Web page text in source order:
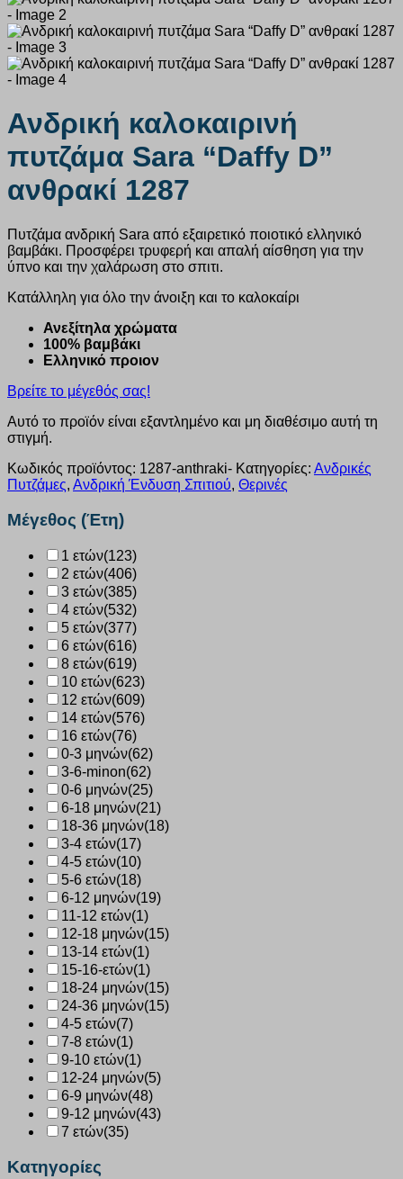
Ανδρική καλοκαιρινή
πυτζάμα Sara “Daffy D”
ανθρακί 1287
Πυτζάμα ανδρική Sara από εξαιρετικό ποιοτικό ελληνικό
βαμβάκι. Προσφέρει τρυφερή και απαλή αίσθηση για την
ύπνο και την χαλάρωση στο σπιτι.
Κατάλληλη για όλο την άνοιξη και το καλοκαίρι
Ανεξίτηλα χρώματα
100% βαμβάκι
Ελληνικό προιον
Βρείτε το μέγεθός σας!
Αυτό το προϊόν είναι εξαντλημένο και μη διαθέσιμο αυτή τη
στιγμή.
Κωδικός προϊόντος: 1287-anthraki- Κατηγορίες: Ανδρικές
Πυτζάμες, Ανδρική Ένδυση Σπιτιού, Θερινές
Μέγεθος (Έτη)
1 ετών(123)
2 ετών(406)
3 ετών(385)
4 ετών(532)
5 ετών(377)
6 ετών(616)
8 ετών(619)
10 ετών(623)
12 ετών(609)
14 ετών(576)
16 ετών(76)
0-3 μηνών(62)
3-6-minon(62)
0-6 μηνών(25)
6-18 μηνών(21)
18-36 μηνών(18)
3-4 ετών(17)
4-5 ετών(10)
5-6 ετών(18)
6-12 μηνών(19)
11-12 ετών(1)
12-18 μηνών(15)
13-14 ετών(1)
15-16-ετών(1)
18-24 μηνών(15)
24-36 μηνών(15)
4-5 ετών(7)
7-8 ετών(1)
9-10 ετών(1)
12-24 μηνών(5)
6-9 μηνών(48)
9-12 μηνών(43)
7 ετών(35)
Κατηγορίες